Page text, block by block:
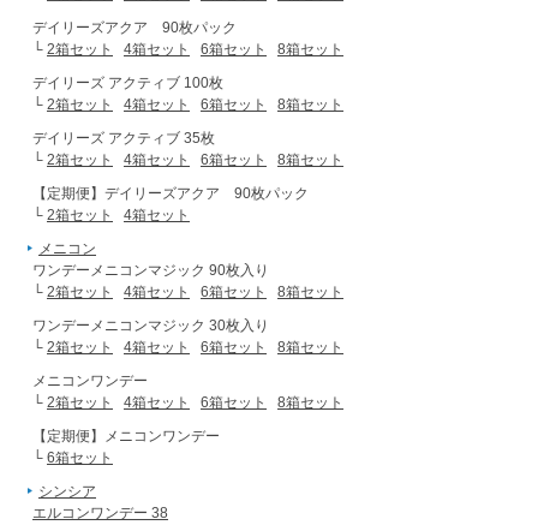
デイリーズアクア 90枚パック
└ 2箱セット 4箱セット 6箱セット
8箱セット
デイリーズ アクティブ 100枚
└ 2箱セット 4箱セット 6箱セット
8箱セット
デイリーズ アクティブ 35枚
└ 2箱セット 4箱セット 6箱セット
8箱セット
【定期便】デイリーズアクア 90枚パック
└ 2箱セット
4箱セット
メニコン
ワンデーメニコンマジック 90枚入り
└ 2箱セット 4箱セット 6箱セット
8箱セット
ワンデーメニコンマジック 30枚入り
└ 2箱セット 4箱セット 6箱セット
8箱セット
メニコンワンデー
└ 2箱セット 4箱セット 6箱セット
8箱セット
【定期便】メニコンワンデー
└ 6箱セット
シンシア
エルコンワンデー 38